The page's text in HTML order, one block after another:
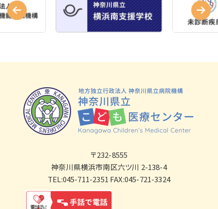
〒232-8555
神奈川県横浜市南区六ツ川 2-138-4
TEL:045-711-2351 FAX:045-721-3324